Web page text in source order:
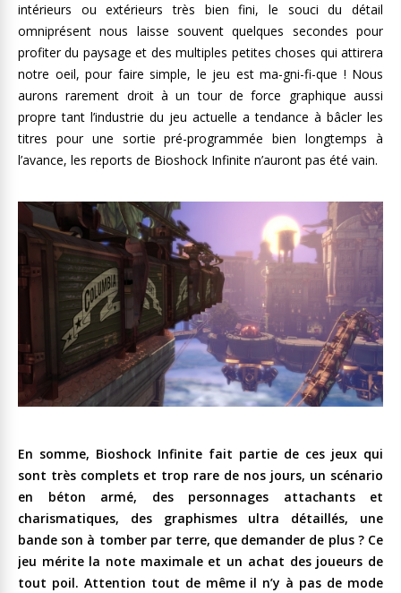
intérieurs ou extérieurs très bien fini, le souci du détail
omniprésent nous laisse souvent quelques secondes pour
profiter du paysage et des multiples petites choses qui attirera
notre oeil, pour faire simple, le jeu est ma-gni-fi-que ! Nous
aurons rarement droit à un tour de force graphique aussi
propre tant l’industrie du jeu actuelle a tendance à bâcler les
titres pour une sortie pré-programmée bien longtemps à
l’avance, les reports de Bioshock Infinite n’auront pas été vain.
En somme, Bioshock Infinite fait partie de ces jeux qui
sont très complets et trop rare de nos jours, un scénario
en béton armé, des personnages attachants et
charismatiques, des graphismes ultra détaillés, une
bande son à tomber par terre, que demander de plus ? Ce
jeu mérite la note maximale et un achat des joueurs de
tout poil. Attention tout de même il n’y à pas de mode